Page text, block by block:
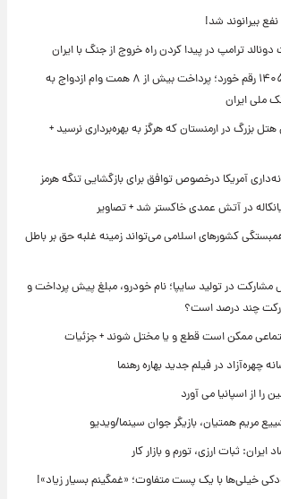
بیرانوند شد!
ترامپ در پیدا کردن راه خروج از جنگ با ایران
در چهار ماه نخست ۱۴۰۵ رقم خورد؛ پرداخت بیش از ۸ همت وام ازدواج به
ملی ایران
بزرگ در ارمنستان که هرگز به بهره‌برداری نرسید +
آمریکا درخصوص توافق برای بازگشایی تنگه هرمز
کشورهای اسلامی می‌تواند زمینه غلبه حق بر باطل
در تولید سایپا؛ نام خودرو، مبلغ پیش پرداخت و
چند درصد است؟
ممکن است قطع و یا مختل شوند + جزئیات
چهره‌آزاد در فیلم جدید بهاره رهنما
را از اسپانیا می آورد
مریم همتیان، بازیگر جوان سینما/ویدیو
ایران: ثبات ارزی، تورم و بازار کار
خیلی‌ها با یک پست متفاوت؛ «غمگینم بسیار زیاد»!